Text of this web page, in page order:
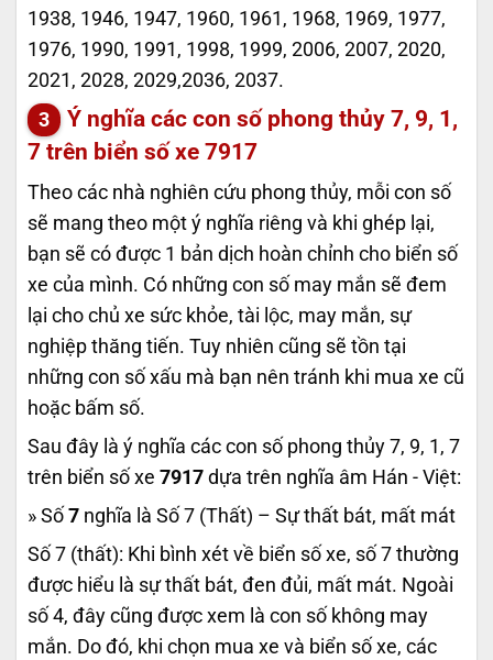
1938, 1946, 1947, 1960, 1961, 1968, 1969, 1977,
1976, 1990, 1991, 1998, 1999, 2006, 2007, 2020,
2021, 2028, 2029,2036, 2037.
Ý nghĩa các con số phong thủy 7, 9, 1,
7 trên biển số xe 7917
Theo các nhà nghiên cứu phong thủy, mỗi con số
sẽ mang theo một ý nghĩa riêng và khi ghép lại,
bạn sẽ có được 1 bản dịch hoàn chỉnh cho biển số
xe của mình. Có những con số may mắn sẽ đem
lại cho chủ xe sức khỏe, tài lộc, may mắn, sự
nghiệp thăng tiến. Tuy nhiên cũng sẽ tồn tại
những con số xấu mà bạn nên tránh khi mua xe cũ
hoặc bấm số.
Sau đây là ý nghĩa các con số phong thủy 7, 9, 1, 7
trên biển số xe 7917 dựa trên nghĩa âm Hán - Việt:
» Số 7 nghĩa là Số 7 (Thất) – Sự thất bát, mất mát
Số 7 (thất): Khi bình xét về biển số xe, số 7 thường
được hiểu là sự thất bát, đen đủi, mất mát. Ngoài
số 4, đây cũng được xem là con số không may
mắn. Do đó, khi chọn mua xe và biển số xe, các